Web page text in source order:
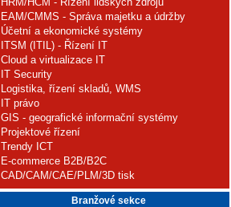
EAM/CMMS - Správa majetku a údržby
Účetní a ekonomické systémy
ITSM (ITIL) - Řízení IT
Cloud a virtualizace IT
IT Security
Logistika, řízení skladů, WMS
IT právo
GIS - geografické informační systémy
Projektové řízení
Trendy ICT
E-commerce B2B/B2C
CAD/CAM/CAE/PLM/3D tisk
Branžové sekce